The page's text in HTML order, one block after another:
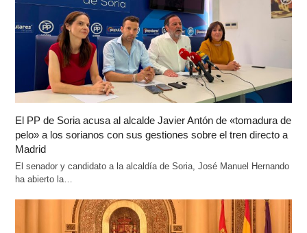
El PP de Soria acusa al alcalde Javier Antón de «tomadura de
pelo» a los sorianos con sus gestiones sobre el tren directo a
Madrid
El senador y candidato a la alcaldía de Soria, José Manuel Hernando
ha abierto la…